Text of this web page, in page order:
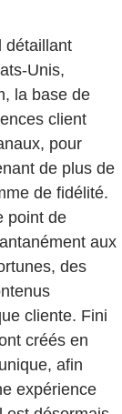
détaillant
Unis,
la base de
client
pour
de plus de
de fidélité.
point de
aux
des
cliente. Fini
créés en
afin
expérience